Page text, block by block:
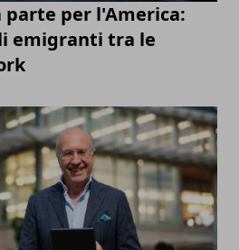
per l'America:
emigranti tra le